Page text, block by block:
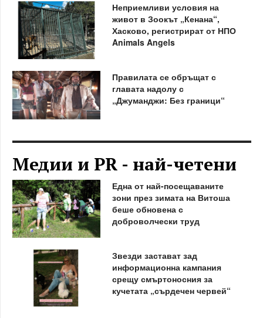
Неприемливи условия на
живот в Зоокът „Кенана“,
Хасково, регистрират от НПО
Animals Angels
Правилата се обръщат с
главата надолу с
„Джуманджи: Без граници“
Медии и PR - най-четени
Една от най-посещаваните
зони през зимата на Витоша
беше обновена с
доброволчески труд
Звезди застават зад
информационна кампания
срещу смъртоносния за
кучетата „сърдечен червей“